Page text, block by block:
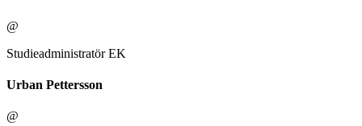
@
Studieadministratör EK
Urban Pettersson
@